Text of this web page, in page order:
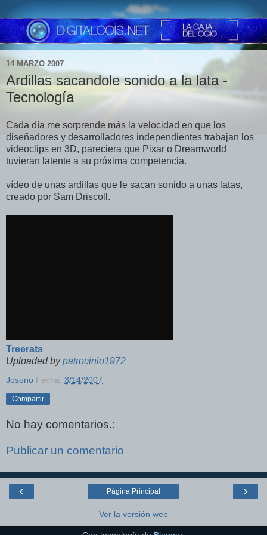
14 MARZO 2007
Ardillas sacandole sonido a la lata -
Tecnología
Cada día me sorprende más la velocidad en que los
diseñadores y desarrolladores independientes trabajan los
videoclips en 3D, pareciera que Pixar o Dreamworld
tuvieran latente a su próxima competencia.
vídeo de unas ardillas que le sacan sonido a unas latas,
creado por Sam Driscoll.
Treerats
Uploaded bypatrocinio1972
Josuno Fecha: 3/14/2007
Compartir
No hay comentarios.:
Publicar un comentario
‹ ›
Página Principal
Ver la versión web